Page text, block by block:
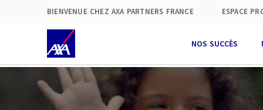
BIENVENUE CHEZ AXA PARTNERS FRANCE ESPACE
NOS SUCCÈS